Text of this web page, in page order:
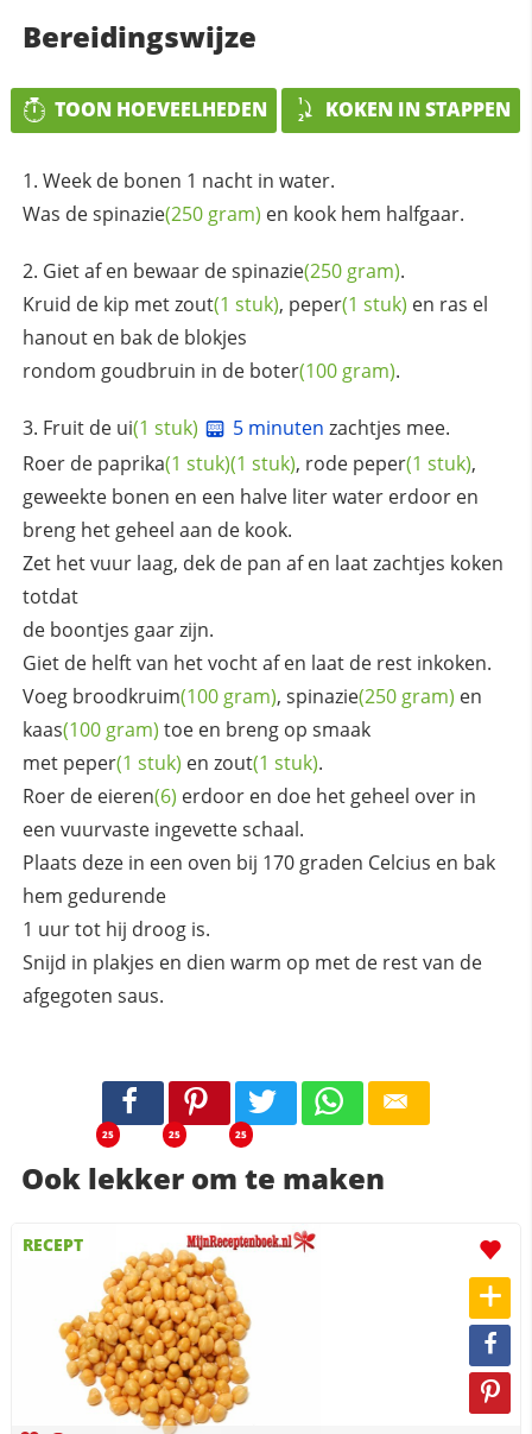
Bereidingswijze
TOON HOEVEELHEDEN KOKEN IN STAPPEN
Week de bonen 1 nacht in water.
Was despinazie(250 gram) en kook hem halfgaar.
Giet af en bewaar despinazie(250 gram).
Kruid de kip metzout(1 stuk), peper(1 stuk) en ras el
hanout en bak de blokjes
rondom goudbruin in de boter(100 gram).
Fruit de ui(1 stuk) 5 minuten zachtjes mee.
Roer de paprika(1 stuk)(1 stuk), rode peper(1 stuk),
geweekte bonen en een halve liter water erdoor en
breng het geheel aan de kook.
Zet het vuur laag, dek de pan af en laat zachtjes koken
totdat
de boontjes gaar zijn.
Giet de helft van het vocht af en laat de rest inkoken.
Voeg broodkruim(100 gram), spinazie(250 gram) en
kaas(100 gram) toe en breng op smaak
met peper(1 stuk) en zout(1 stuk).
Roer de eieren(6) erdoor en doe het geheel over in
een vuurvaste ingevette schaal.
Plaats deze in een oven bij 170 graden Celcius en bak
hem gedurende
1 uur tot hij droog is.
Snijd in plakjes en dien warm op met de rest van de
afgegoten saus.
25 25 25
Ook lekker om te maken
RECEPT